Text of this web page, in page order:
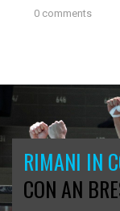
0 comments
RIMANI IN
CON AN